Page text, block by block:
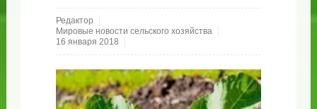
Редактор
Мировые новости сельского хозяйства
16 января 2018